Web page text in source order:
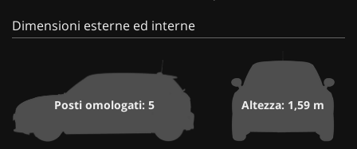
Dimensioni esterne ed interne
Posti omologati: 5 Altezza: 1,59 m